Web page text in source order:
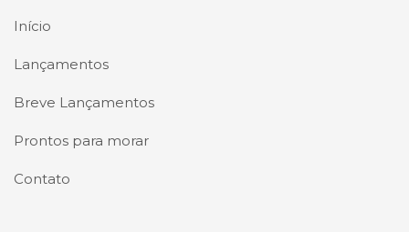
Início
Lançamentos
Breve Lançamentos
Prontos para morar
Contato